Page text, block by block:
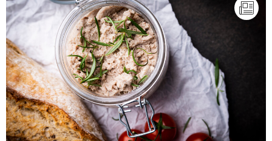
Pokaż więcej komentarzy